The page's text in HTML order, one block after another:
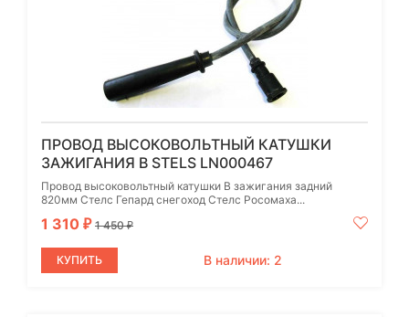
ПРОВОД ВЫСОКОВОЛЬТНЫЙ КАТУШКИ
ЗАЖИГАНИЯ B STELS LN000467
Провод высоковольтный катушки B зажигания задний
820мм Стелс Гепард снегоход Стелс Росомаха...
1 310 ₽ 1 450₽
КУПИТЬ В наличии: 2